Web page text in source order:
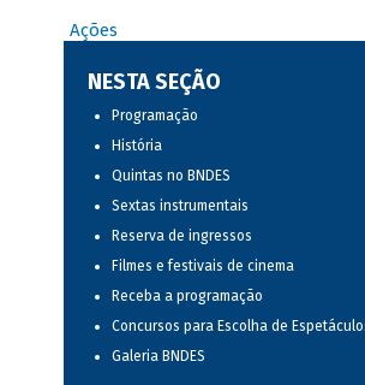
Ações
NESTA SEÇÃO
Programação
História
Quintas no BNDES
Sextas instrumentais
Reserva de ingressos
Filmes e festivais de cinema
Receba a programação
Concursos para Escolha de
Galeria BNDES